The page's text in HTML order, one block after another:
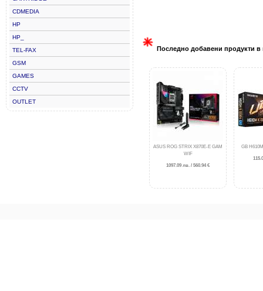
CDMEDIA
HP
HP_
TEL-FAX
GSM
GAMES
CCTV
OUTLET
Последно добавени продукти в
ASUS ROG STRIX X870E-E GAM
WIF
1097.09 лв. / 560.94 €
GB